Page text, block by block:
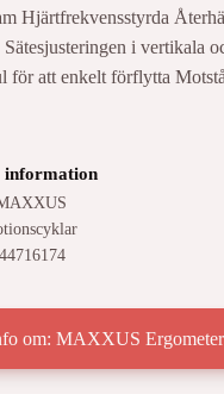
Hjärtfrekvensstyrda
i vertikala
för att enkelt förflytta
om: MAXXUS